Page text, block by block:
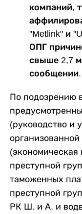
компаний,
"Metlink" и
ОПГ
свыше 2,7
сообщении.
По подозрению
(руководство и
(экономическая
преступной
таможенных
преступной
РК Ш. и А. и